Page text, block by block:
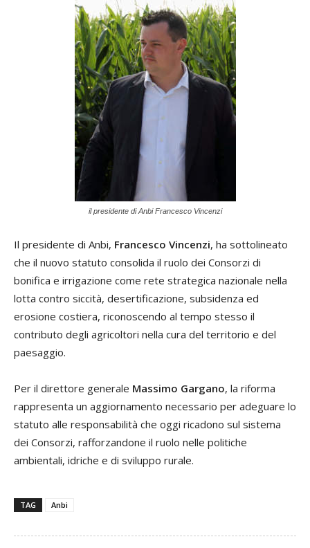
il presidente di Anbi Francesco Vincenzi
Il presidente di Anbi, Francesco Vincenzi, ha sottolineato
che il nuovo statuto consolida il ruolo dei Consorzi di
bonifica e irrigazione come rete strategica nazionale nella
lotta contro siccità, desertificazione, subsidenza ed
erosione costiera, riconoscendo al tempo stesso il
contributo degli agricoltori nella cura del territorio e del
paesaggio.
Per il direttore generale Massimo Gargano, la riforma
rappresenta un aggiornamento necessario per adeguare lo
statuto alle responsabilità che oggi ricadono sul sistema
dei Consorzi, rafforzandone il ruolo nelle politiche
ambientali, idriche e di sviluppo rurale.
TAG Anbi